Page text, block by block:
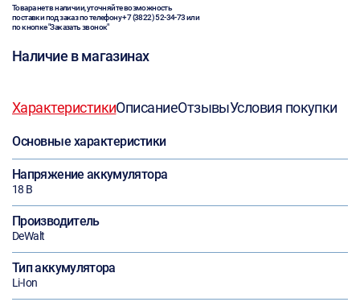
Товара нет в наличии, уточняйте возможность
поставки под заказ по телефону+7 (3822) 52-34-73или
по кнопке "Заказать звонок"
Наличие в магазинах
ХарактеристикиОписаниеОтзывыУсловия покупки
Основные характеристики
Напряжение аккумулятора
18 В
Производитель
DeWalt
Тип аккумулятора
Li-Ion